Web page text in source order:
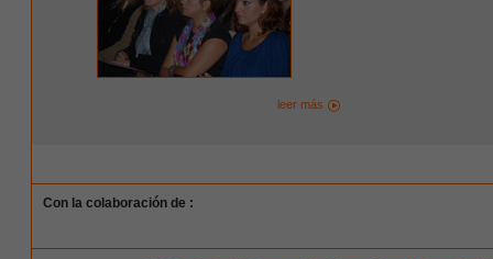
leer más
Con la colaboración de :